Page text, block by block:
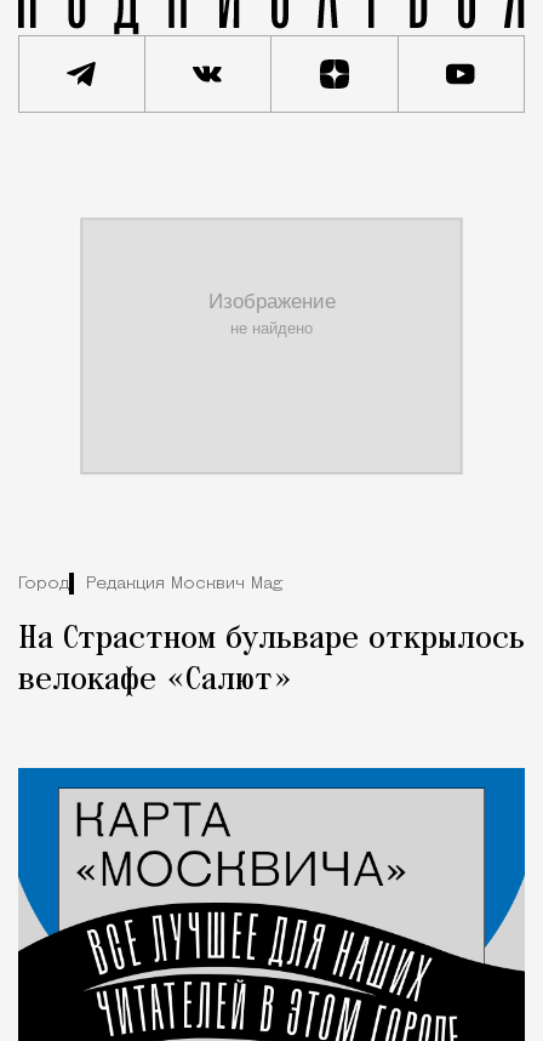
Город Редакция Москвич Mag
На Страстном бульваре открылось
велокафе «Салют»